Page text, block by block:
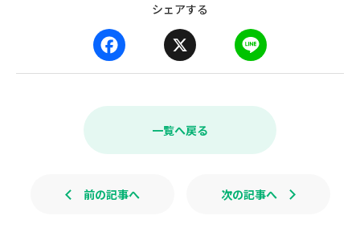
シェアする
a
e
k
i
e
一覧へ戻る
前の記事へ 次の記事へ